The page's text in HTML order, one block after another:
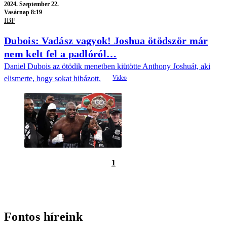
2024. Szeptember 22.
Vasárnap 8:19
IBF
Dubois: Vadász vagyok! Joshua ötödször már
nem kelt fel a padlóról…
Daniel Dubois az ötödik menetben kiütötte Anthony Joshuát, aki
elismerte, hogy sokat hibázott.
1
Fontos híreink